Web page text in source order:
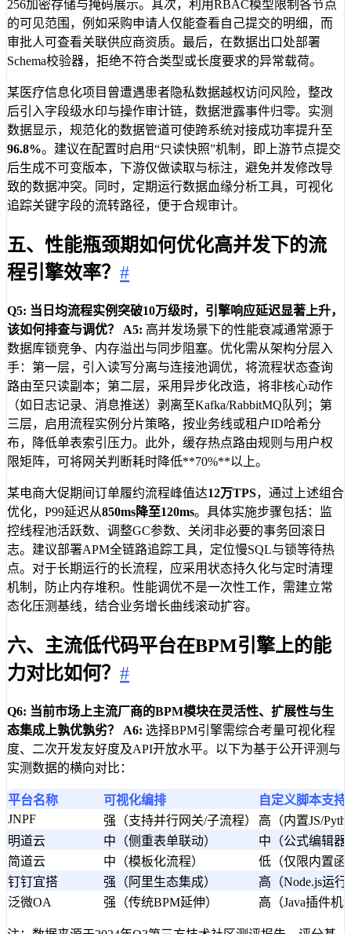
256加密存储与掩码展示。其次，利用RBAC模型限制各节点
的可见范围，例如采购申请人仅能查看自己提交的明细，而
审批人可查看关联供应商资质。最后，在数据出口处部署
Schema校验器，拒绝不符合类型或长度要求的异常载荷。
某医疗信息化项目曾遭遇患者隐私数据越权访问风险，整改
后引入字段级水印与操作审计链，数据泄露事件归零。实测
数据显示，规范化的数据管道可使跨系统对接成功率提升至
96.8%。建议在配置时启用“只读快照”机制，即上游节点提交
后生成不可变版本，下游仅做读取与标注，避免并发修改导
致的数据冲突。同时，定期运行数据血缘分析工具，可视化
追踪关键字段的流转路径，便于合规审计。
五、性能瓶颈期如何优化高并发下的流
程引擎效率？ #
Q5: 当日均流程实例突破10万级时，引擎响应延迟显著上升，
该如何排查与调优？
A5: 高并发场景下的性能衰减通常源于
数据库锁竞争、内存溢出与同步阻塞。优化需从架构分层入
手：第一层，引入读写分离与连接池调优，将流程状态查询
路由至只读副本；第二层，采用异步化改造，将非核心动作
（如日志记录、消息推送）剥离至Kafka/RabbitMQ队列；第
三层，启用流程实例分片策略，按业务线或租户ID哈希分
布，降低单表索引压力。此外，缓存热点路由规则与用户权
限矩阵，可将网关判断耗时降低**70%**以上。
某电商大促期间订单履约流程峰值达12万TPS，通过上述组合
优化，P99延迟从850ms降至120ms。具体实施步骤包括：监
控线程池活跃数、调整GC参数、关闭非必要的事务回滚日
志。建议部署APM全链路追踪工具，定位慢SQL与锁等待热
点。对于长期运行的长流程，应采用状态持久化与定时清理
机制，防止内存堆积。性能调优不是一次性工作，需建立常
态化压测基线，结合业务增长曲线滚动扩容。
六、主流低代码平台在BPM引擎上的能
力对比如何？ #
Q6: 当前市场上主流厂商的BPM模块在灵活性、扩展性与生
态集成上孰优孰劣？
A6: 选择BPM引擎需综合考量可视化程
度、二次开发友好度及API开放水平。以下为基于公开评测与
实测数据的横向对比：
平台名称 可视化编排
自定义脚本支持
JNPF
强（支持并行网关/子流程）
高（内置JS/
明道云
中（侧重表单联动）
中（公式编辑器
简道云
中（模板化流程）
低（仅限内置函
钉钉宜搭
强（阿里生态集成）
高（Node.js运行
泛微OA
强（传统BPM延伸） 高（Java插件机